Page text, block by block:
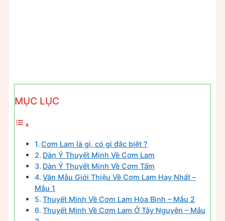
MỤC LỤC
Cơm Lam là gì, có gì đặc biệt ?
Dàn Ý Thuyết Minh Về Cơm Lam
Dàn Ý Thuyết Minh Về Cơm Tấm
Văn Mẫu Giới Thiệu Về Cơm Lam Hay Nhất –
Mẫu 1
Thuyết Minh Về Cơm Lam Hòa Bình – Mẫu 2
Thuyết Minh Về Cơm Lam Ở Tây Nguyên – Mẫu